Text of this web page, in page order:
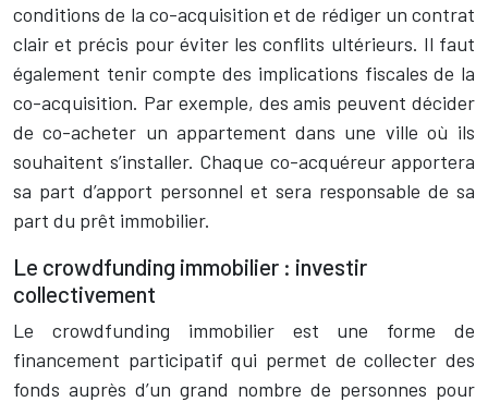
conditions de la co-acquisition et de rédiger un contrat
clair et précis pour éviter les conflits ultérieurs. Il faut
également tenir compte des implications fiscales de la
co-acquisition. Par exemple, des amis peuvent décider
de co-acheter un appartement dans une ville où ils
souhaitent s’installer. Chaque co-acquéreur apportera
sa part d’apport personnel et sera responsable de sa
part du prêt immobilier.
Le crowdfunding immobilier : investir
collectivement
Le crowdfunding immobilier est une forme de
financement participatif qui permet de collecter des
fonds auprès d’un grand nombre de personnes pour